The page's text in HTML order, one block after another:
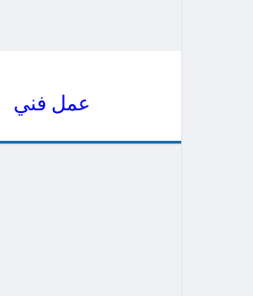
عمل فني